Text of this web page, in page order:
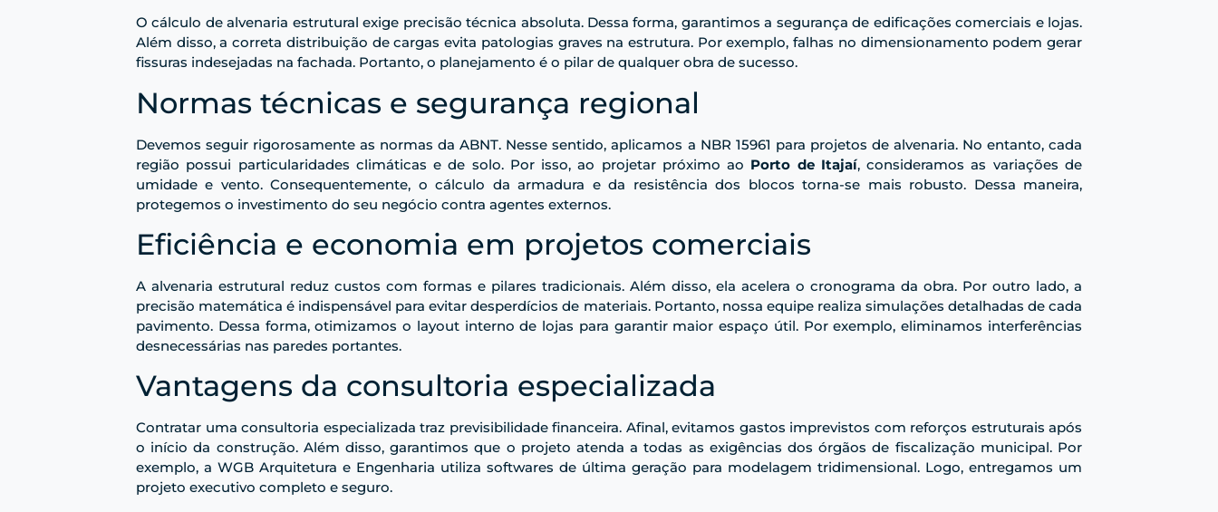
O cálculo de alvenaria estrutural exige precisão técnica absoluta. Dessa forma, garantimos a segurança de edificações comerciais e lojas.
Além disso, a correta distribuição de cargas evita patologias graves na estrutura. Por exemplo, falhas no dimensionamento podem gerar
fissuras indesejadas na fachada. Portanto, o planejamento é o pilar de qualquer obra de sucesso.
Normas técnicas e segurança regional
Devemos seguir rigorosamente as normas da ABNT. Nesse sentido, aplicamos a NBR 15961 para projetos de alvenaria. No entanto, cada
região possui particularidades climáticas e de solo. Por isso, ao projetar próximo ao Porto de Itajaí, consideramos as variações de
umidade e vento. Consequentemente, o cálculo da armadura e da resistência dos blocos torna-se mais robusto. Dessa maneira,
protegemos o investimento do seu negócio contra agentes externos.
Eficiência e economia em projetos comerciais
A alvenaria estrutural reduz custos com formas e pilares tradicionais. Além disso, ela acelera o cronograma da obra. Por outro lado, a
precisão matemática é indispensável para evitar desperdícios de materiais. Portanto, nossa equipe realiza simulações detalhadas de cada
pavimento. Dessa forma, otimizamos o layout interno de lojas para garantir maior espaço útil. Por exemplo, eliminamos interferências
desnecessárias nas paredes portantes.
Vantagens da consultoria especializada
Contratar uma consultoria especializada traz previsibilidade financeira. Afinal, evitamos gastos imprevistos com reforços estruturais após
o início da construção. Além disso, garantimos que o projeto atenda a todas as exigências dos órgãos de fiscalização municipal. Por
exemplo, a WGB Arquitetura e Engenharia utiliza softwares de última geração para modelagem tridimensional. Logo, entregamos um
projeto executivo completo e seguro.